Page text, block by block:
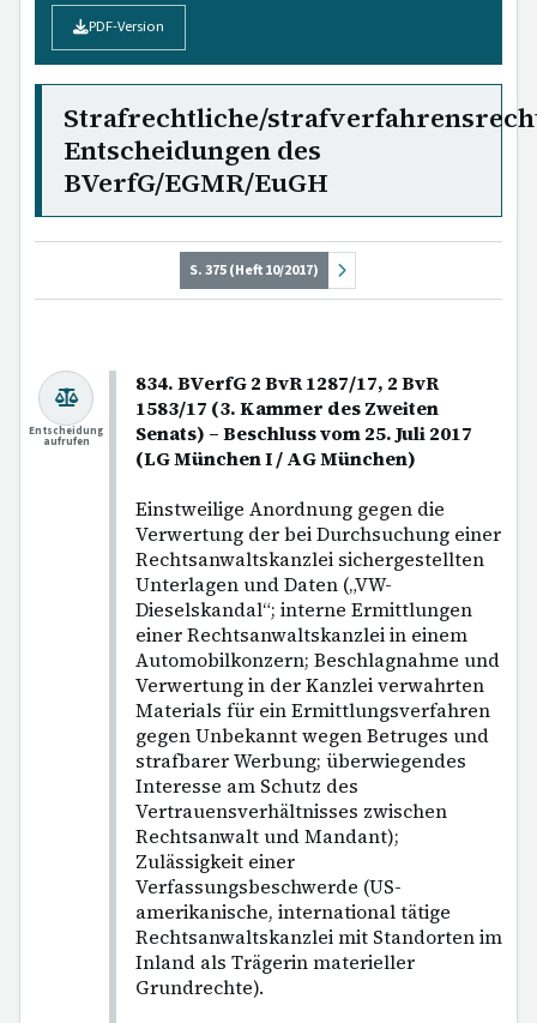
PDF-Version
Strafrechtliche/
Entscheidungen des
BVerfG/EGMR/EuGH
S. 375 (Heft 10/2017)
834. BVerfG 2 BvR 1287/17, 2 BvR
1583/17 (3. Kammer des Zweiten
Senats) – Beschluss vom 25. Juli 2017
(LG München I / AG München)
Einstweilige Anordnung gegen die
Verwertung der bei Durchsuchung einer
Rechtsanwaltskanzlei sichergestellten
Unterlagen und Daten („VW-
Dieselskandal“; interne Ermittlungen
einer Rechtsanwaltskanzlei in einem
Automobilkonzern; Beschlagnahme und
Verwertung in der Kanzlei verwahrten
Materials für ein Ermittlungsverfahren
gegen Unbekannt wegen Betruges und
strafbarer Werbung; überwiegendes
Interesse am Schutz des
Vertrauensverhältnisses zwischen
Rechtsanwalt und Mandant);
Zulässigkeit einer
Verfassungsbeschwerde (US-
amerikanische, international tätige
Rechtsanwaltskanzlei mit Standorten im
Inland als Trägerin materieller
Grundrechte).
Entscheidung
aufrufen